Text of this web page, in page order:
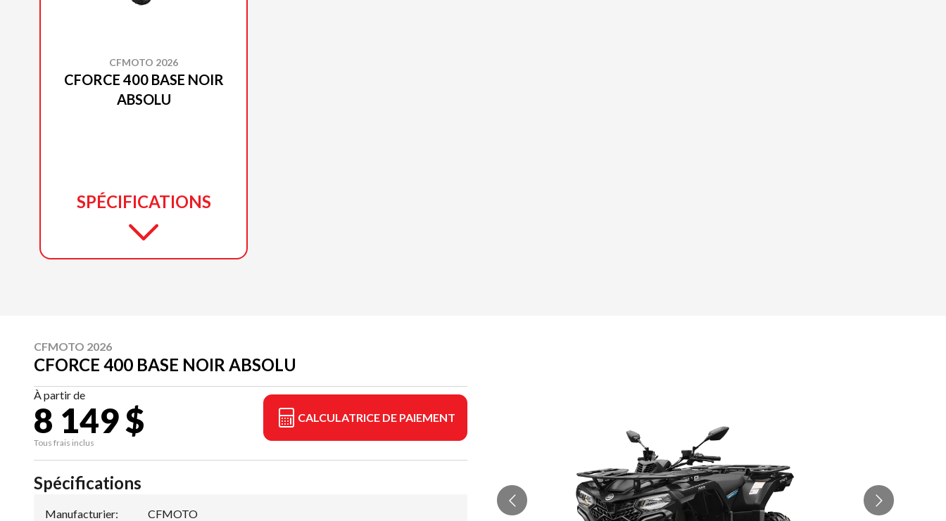
CFMOTO 2026
CFORCE 400 BASE NOIR
ABSOLU
SPÉCIFICATIONS
CFMOTO 2026
CFORCE 400 BASE NOIR ABSOLU
À partir de
8 149 $
Tous frais inclus
CALCULATRICE DE PAIEMENT
Spécifications
Manufacturier: CFMOTO